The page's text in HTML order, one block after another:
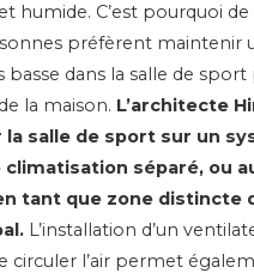
humide. C’est pourquoi de
préfèrent maintenir
dans la salle de sport
la maison. L’architecte
la salle de sport sur un
séparé, ou
tant que zone distincte
L’installation d’un
circuler l’air permet